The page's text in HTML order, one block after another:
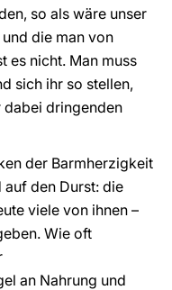
so als wäre unser
die man von
es nicht. Man muss
sich ihr so stellen,
dabei dringenden
der Barmherzigkeit
den Durst: die
viele von ihnen –
Wie oft
an Nahrung und